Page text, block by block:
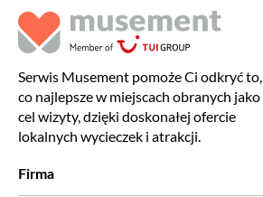
Serwis Musement pomoże Ci odkryć to,
co najlepsze w miejscach obranych jako
cel wizyty, dzięki doskonałej ofercie
lokalnych wycieczek i atrakcji.
Firma